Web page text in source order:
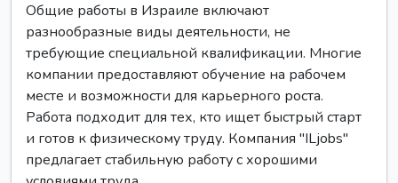
Общие работы в Израиле включают
разнообразные виды деятельности, не
требующие специальной квалификации. Многие
компании предоставляют обучение на рабочем
месте и возможности для карьерного роста.
Работа подходит для тех, кто ищет быстрый старт
и готов к физическому труду. Компания "ILjobs"
предлагает стабильную работу с хорошими